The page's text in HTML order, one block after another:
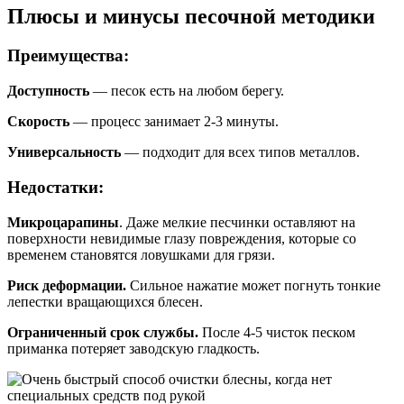
Плюсы и минусы песочной методики
Преимущества:
Доступность — песок есть на любом берегу.
Скорость — процесс занимает 2-3 минуты.
Универсальность — подходит для всех типов металлов.
Недостатки:
Микроцарапины. Даже мелкие песчинки оставляют на
поверхности невидимые глазу повреждения, которые со
временем становятся ловушками для грязи.
Риск деформации. Сильное нажатие может погнуть тонкие
лепестки вращающихся блесен.
Ограниченный срок службы. После 4-5 чисток песком
приманка потеряет заводскую гладкость.